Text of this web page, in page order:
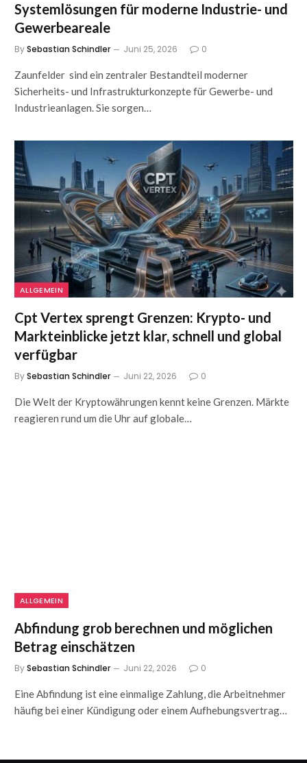
Systemlösungen für moderne Industrie- und
Gewerbeareale
BySebastian Schindler Juni 25, 2026 0
Zaunfelder sind ein zentraler Bestandteil moderner
Sicherheits- und Infrastrukturkonzepte für Gewerbe- und
Industrieanlagen. Sie sorgen…
ALLGEMEIN
Cpt Vertex sprengt Grenzen: Krypto- und
Markteinblicke jetzt klar, schnell und global
verfügbar
BySebastian Schindler Juni 22, 2026 0
Die Welt der Kryptowährungen kennt keine Grenzen. Märkte
reagieren rund um die Uhr auf globale…
ALLGEMEIN
Abfindung grob berechnen und möglichen
Betrag einschätzen
BySebastian Schindler Juni 22, 2026 0
Eine Abfindung ist eine einmalige Zahlung, die Arbeitnehmer
häufig bei einer Kündigung oder einem Aufhebungsvertrag…